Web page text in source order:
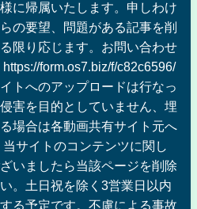
に帰属いたします。申しわけ
の要望、問題がある記事を削
限り応じます。お問い合わせ
form.os7.biz/f/c82c6596/
トへのアップロードは行なっ
害を目的としていません、埋
場合は各動画共有サイト元へ
サイトのコンテンツに関し
いましたら当該ページを削除
。土日祝を除く3営業日以内
る予定です。不慮による事故